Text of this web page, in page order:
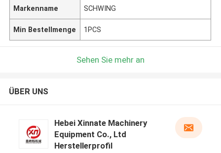
Markenname SCHWING
Min Bestellmenge 1PCS
Sehen Sie mehr an
ÜBER UNS
Hebei Xinnate Machinery
Equipment Co., Ltd
Herstellerprofil